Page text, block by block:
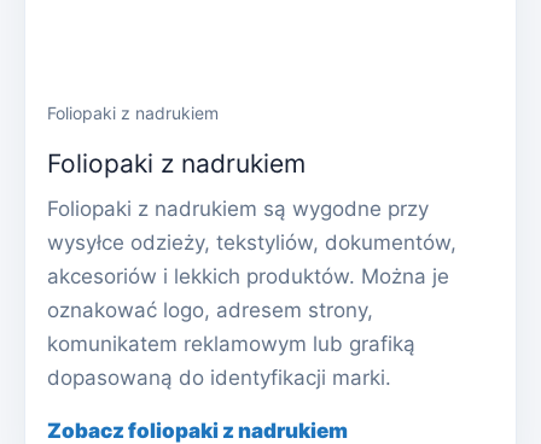
Foliopaki z nadrukiem
Foliopaki z nadrukiem
Foliopaki z nadrukiem są wygodne przy
wysyłce odzieży, tekstyliów, dokumentów,
akcesoriów i lekkich produktów. Można je
oznakować logo, adresem strony,
komunikatem reklamowym lub grafiką
dopasowaną do identyfikacji marki.
Zobacz foliopaki z nadrukiem